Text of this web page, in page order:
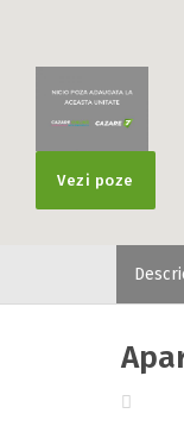
Vezi poze